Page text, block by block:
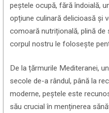
peștele ocupă, fără îndoială,
opțiune culinară delicioasă și
comoară nutrițională, plină
corpul nostru le folosește
De la țărmurile Mediteranei,
secole de-a rândul, până la
moderne, peștele este
său crucial în menținerea